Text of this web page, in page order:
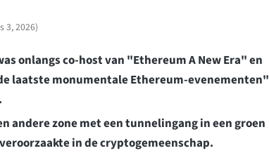
3, 2026)
onlangs co-host van "Ethereum A New Era" en
laatste monumentale Ethereum-evenementen"
andere zone met een tunnelingang in een groen
in de cryptogemeenschap.